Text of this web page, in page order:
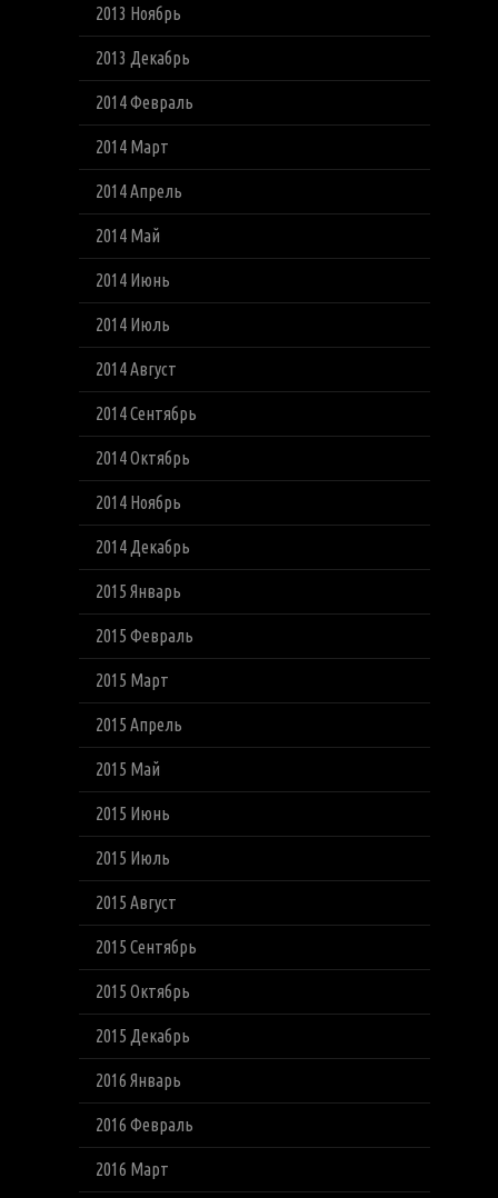
2013 Ноябрь
2013 Декабрь
2014 Февраль
2014 Март
2014 Апрель
2014 Май
2014 Июнь
2014 Июль
2014 Август
2014 Сентябрь
2014 Октябрь
2014 Ноябрь
2014 Декабрь
2015 Январь
2015 Февраль
2015 Март
2015 Апрель
2015 Май
2015 Июнь
2015 Июль
2015 Август
2015 Сентябрь
2015 Октябрь
2015 Декабрь
2016 Январь
2016 Февраль
2016 Март